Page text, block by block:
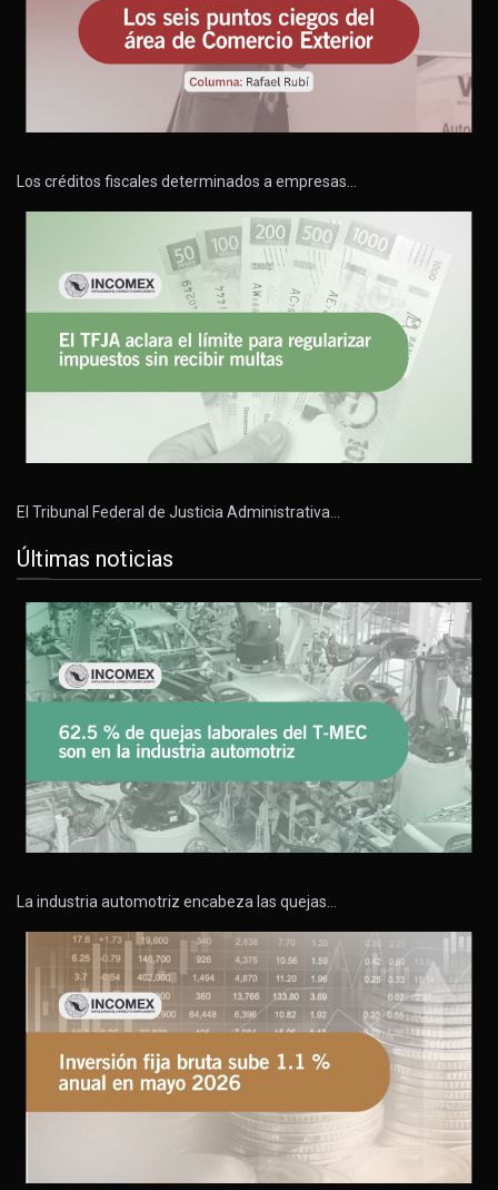
Los créditos fiscales determinados a empresas…
El Tribunal Federal de Justicia Administrativa…
Últimas noticias
La industria automotriz encabeza las quejas…